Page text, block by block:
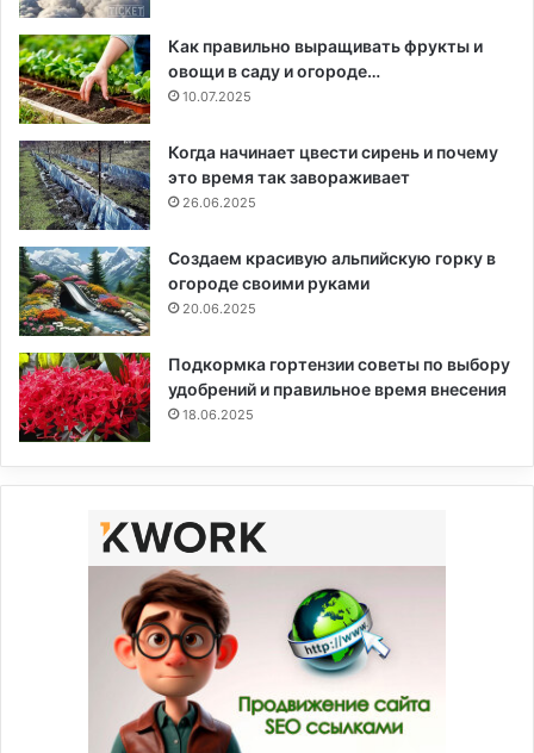
Как правильно выращивать фрукты и
овощи в саду и огороде…
10.07.2025
Когда начинает цвести сирень и почему
это время так завораживает
26.06.2025
Создаем красивую альпийскую горку в
огороде своими руками
20.06.2025
Подкормка гортензии советы по выбору
удобрений и правильное время внесения
18.06.2025